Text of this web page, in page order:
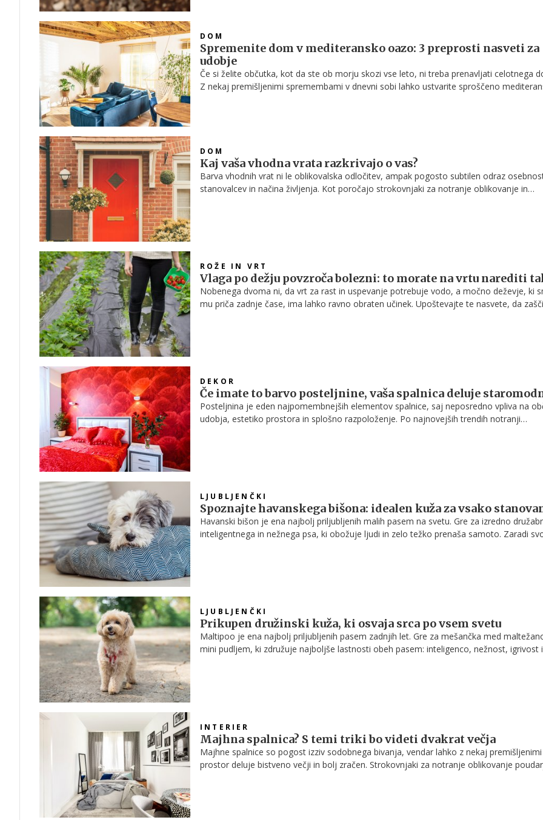
DOM
Spremenite dom v mediteransko oazo: 3 preprosti nasveti za
udobje
Če si želite občutka, kot da ste ob morju skozi vse leto, ni treba prenavljati celotnega
Z nekaj premišljenimi spremembami v dnevni sobi lahko ustvarite sproščeno
DOM
Kaj vaša vhodna vrata razkrivajo o vas?
Barva vhodnih vrat ni le oblikovalska odločitev, ampak pogosto subtilen odraz
stanovalcev in načina življenja. Kot poročajo strokovnjaki za notranje oblikovanje in
ROŽE IN VRT
Vlaga po dežju povzroča bolezni: to morate na vrtu narediti
Nobenega dvoma ni, da vrt za rast in uspevanje potrebuje vodo, a močno deževje, ki
mu priča zadnje čase, ima lahko ravno obraten učinek. Upoštevajte te nasvete, da
DEKOR
Če imate to barvo posteljnine, vaša spalnica deluje
Posteljnina je eden najpomembnejših elementov spalnice, saj neposredno vpliva na
udobja, estetiko prostora in splošno razpoloženje. Po najnovejših trendih notranji
LJUBLJENČKI
Spoznajte havanskega bišona: idealen kuža za vsako
Havanski bišon je ena najbolj priljubljenih malih pasem na svetu. Gre za izredno
inteligentnega in nežnega psa, ki obožuje ljudi in zelo težko prenaša samoto. Zaradi
LJUBLJENČKI
Prikupen družinski kuža, ki osvaja srca po vsem svetu
Maltipoo je ena najbolj priljubljenih pasem zadnjih let. Gre za mešančka med
mini pudljem, ki združuje najboljše lastnosti obeh pasem: inteligenco, nežnost, igrivost
INTERIER
Majhna spalnica? S temi triki bo videti dvakrat večja
Majhne spalnice so pogost izziv sodobnega bivanja, vendar lahko z nekaj
prostor deluje bistveno večji in bolj zračen. Strokovnjaki za notranje oblikovanje